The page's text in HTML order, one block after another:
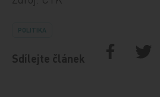
POLITIKA
Sdílejte článek